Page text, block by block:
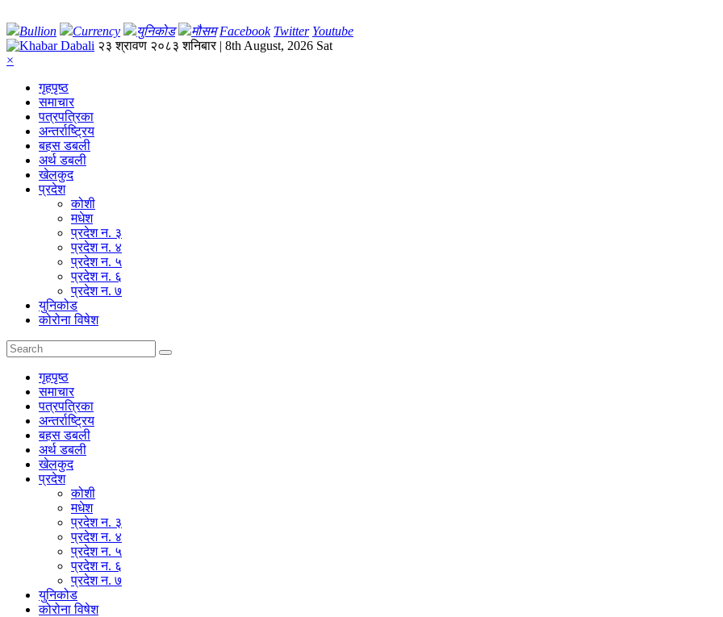
Bullion Currency युनिकोड मौसम Facebook Twitter Youtube
२३ श्रावण २०८३ शनिबार | 8th August, 2026 Sat
×
गृहपृष्‍ठ
समाचार
पत्रपत्रिका
अन्तर्राष्ट्रिय
बहस डबली
अर्थ डबली
खेलकुद
प्रदेश
कोशी
मधेश
प्रदेश न. ३
प्रदेश न. ४
प्रदेश न. ५
प्रदेश न. ६
प्रदेश न. ७
युनिकोड
कोरोना विषेश
गृहपृष्‍ठ
समाचार
पत्रपत्रिका
अन्तर्राष्ट्रिय
बहस डबली
अर्थ डबली
खेलकुद
प्रदेश
कोशी
मधेश
प्रदेश न. ३
प्रदेश न. ४
प्रदेश न. ५
प्रदेश न. ६
प्रदेश न. ७
युनिकोड
कोरोना विषेश